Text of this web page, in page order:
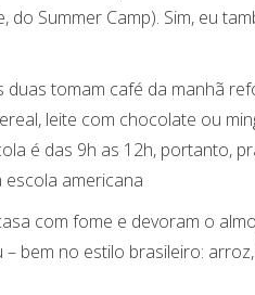
do Summer Camp). Sim, eu
duas tomam café da manhã
leite com chocolate ou
é das 9h as 12h, portanto,
americana
com fome e devoram o
– bem no estilo brasileiro: